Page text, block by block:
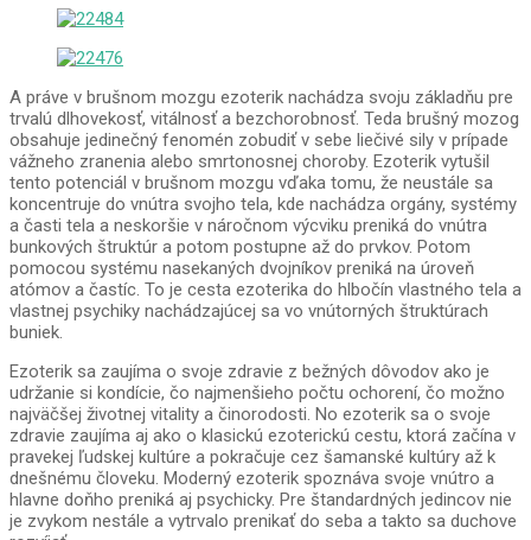
A práve v brušnom mozgu ezoterik nachádza svoju základňu pre
trvalú dlhovekosť, vitálnosť a bezchorobnosť. Teda brušný mozog
obsahuje jedinečný fenomén zobudiť v sebe liečivé sily v prípade
vážneho zranenia alebo smrtonosnej choroby. Ezoterik vytušil
tento potenciál v brušnom mozgu vďaka tomu, že neustále sa
koncentruje do vnútra svojho tela, kde nachádza orgány, systémy
a časti tela a neskoršie v náročnom výcviku preniká do vnútra
bunkových štruktúr a potom postupne až do prvkov. Potom
pomocou systému nasekaných dvojníkov preniká na úroveň
atómov a častíc. To je cesta ezoterika do hlbočín vlastného tela a
vlastnej psychiky nachádzajúcej sa vo vnútorných štruktúrach
buniek.
Ezoterik sa zaujíma o svoje zdravie z bežných dôvodov ako je
udržanie si kondície, čo najmenšieho počtu ochorení, čo možno
najväčšej životnej vitality a činorodosti. No ezoterik sa o svoje
zdravie zaujíma aj ako o klasickú ezoterickú cestu, ktorá začína v
pravekej ľudskej kultúre a pokračuje cez šamanské kultúry až k
dnešnému človeku. Moderný ezoterik spoznáva svoje vnútro a
hlavne doňho preniká aj psychicky. Pre štandardných jedincov nie
je zvykom nestále a vytrvalo prenikať do seba a takto sa duchove